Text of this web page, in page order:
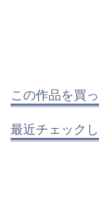
この作品を買
最近チェック